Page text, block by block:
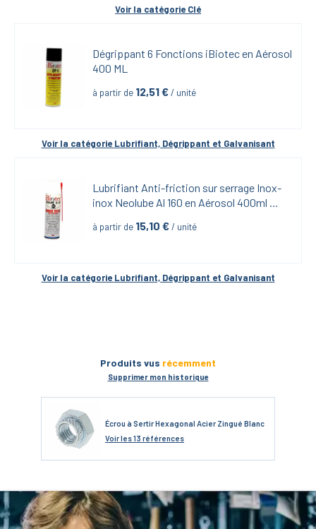
Voir la catégorie Clé
Dégrippant 6 Fonctions iBiotec en Aérosol
400 ML
à partir de 12,51 € / unité
Voir la catégorie Lubrifiant, Dégrippant et Galvanisant
Lubrifiant Anti-friction sur serrage Inox-
inox Neolube Al 160 en Aérosol 400ml
à partir de 15,10 € / unité
Voir la catégorie Lubrifiant, Dégrippant et Galvanisant
Produits vus récemment
Supprimer mon historique
Écrou à Sertir Hexagonal Acier Zingué Blanc
Voirles 13 références